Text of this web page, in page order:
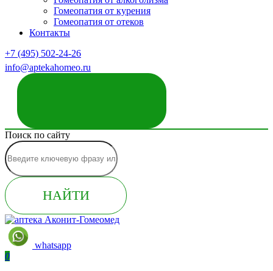
Гомеопатия от курения
Гомеопатия от отеков
Контакты
+7 (495) 502-24-26
info@aptekahomeo.ru
Поиск по сайту
НАЙТИ
whatsapp
0